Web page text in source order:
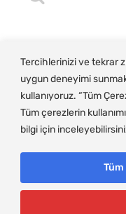
Tercihlerinizi ve tekrar
uygun deneyimi
kullanıyoruz. “Tüm
Tüm çerezlerin
bilgi için